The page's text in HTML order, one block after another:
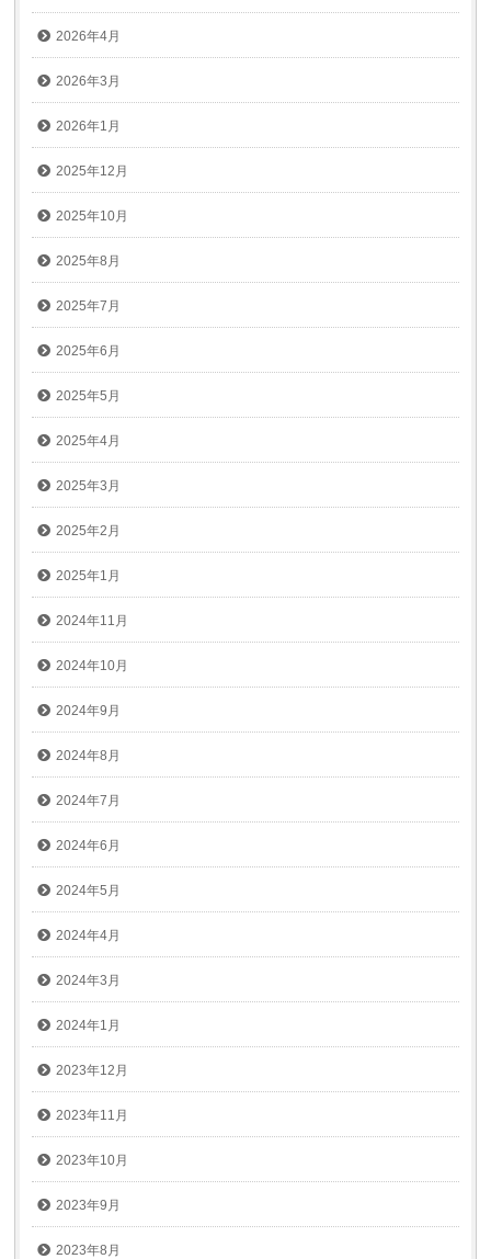
2026年4月
2026年3月
2026年1月
2025年12月
2025年10月
2025年8月
2025年7月
2025年6月
2025年5月
2025年4月
2025年3月
2025年2月
2025年1月
2024年11月
2024年10月
2024年9月
2024年8月
2024年7月
2024年6月
2024年5月
2024年4月
2024年3月
2024年1月
2023年12月
2023年11月
2023年10月
2023年9月
2023年8月